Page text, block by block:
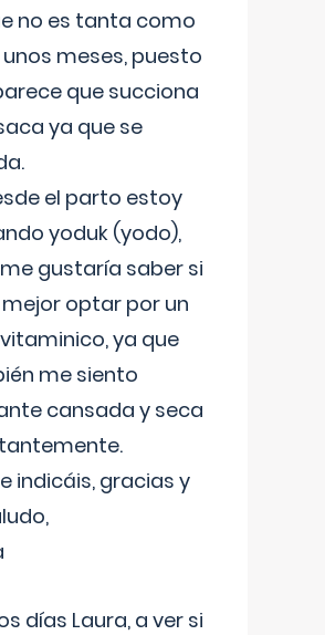
no es tanta como
meses, puesto
que succiona
ya que se
el parto estoy
yoduk (yodo),
gustaría saber si
optar por un
ya que
me siento
cansada y seca
indicáis, gracias y
días Laura, a ver si